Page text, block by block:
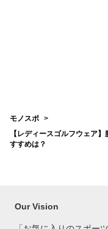
モノスポ
【レディースゴルフウェア
すすめは？
Our Vision